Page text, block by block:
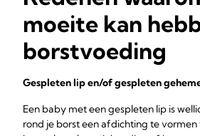
moeite kan
borstvoeding
Gespleten lip en/of gespleten
Een baby met een gespleten lip is
rond je borst een afdichting te